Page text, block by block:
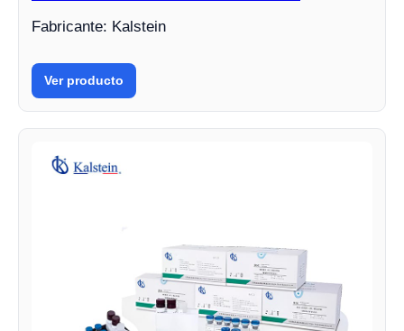
Fabricante: Kalstein
Ver producto